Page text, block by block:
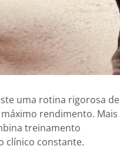
uma rotina rigorosa de
rendimento. Mais
treinamento
clínico constante.